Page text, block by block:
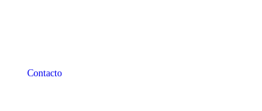
Contacto